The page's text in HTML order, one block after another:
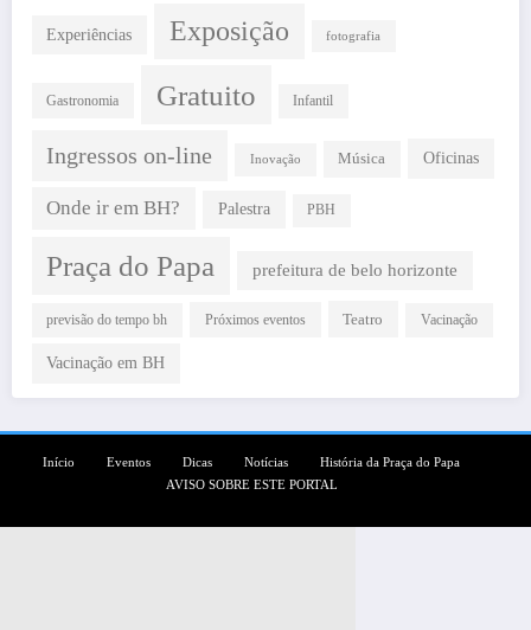
Experiências Exposição fotografia
Gastronomia Gratuito Infantil
Ingressos on-line Inovação Música Oficinas
Onde ir em BH? Palestra PBH
Praça do Papa prefeitura de belo horizonte
previsão do tempo bh Próximos eventos Teatro Vacinação
Vacinação em BH
Início Eventos Dicas Notícias
História da Praça do Papa
AVISO SOBRE ESTE PORTAL